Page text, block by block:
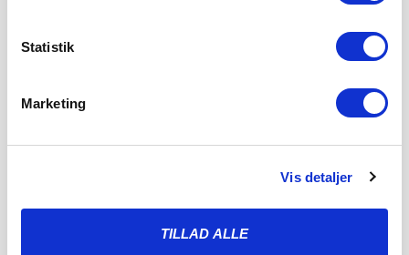
Statistik
Marketing
Vis detaljer
TILLAD ALLE